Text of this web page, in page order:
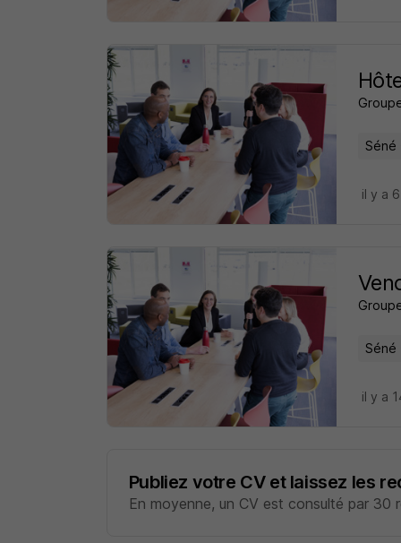
Séné
il y a
Séné
il y a
Publiez votre CV et laissez les
En moyenne, un CV est consulté par 30